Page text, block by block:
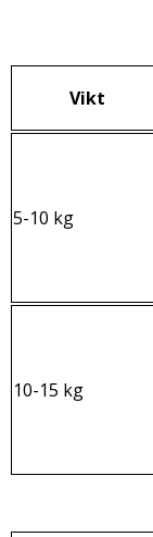
Vikt
5-10 kg
10-15 kg